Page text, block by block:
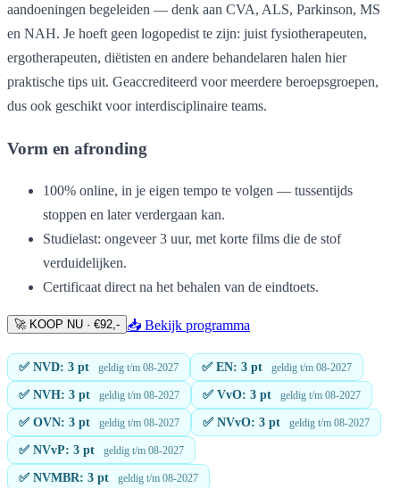
aandoeningen begeleiden — denk aan CVA, ALS, Parkinson, MS
en NAH. Je hoeft geen logopedist te zijn: juist fysiotherapeuten,
ergotherapeuten, diëtisten en andere behandelaren halen hier
praktische tips uit. Geaccrediteerd voor meerdere beroepsgroepen,
dus ook geschikt voor interdisciplinaire teams.
Vorm en afronding
100% online, in je eigen tempo te volgen — tussentijds
stoppen en later verdergaan kan.
Studielast: ongeveer 3 uur, met korte films die de stof
verduidelijken.
Certificaat direct na het behalen van de eindtoets.
🚀 KOOP NU · €92,- 📥 Bekijk programma
✅ NVD: 3 pt geldig t/m 08-2027 ✅ EN: 3 pt geldig t/m 08-2027
✅ NVH: 3 pt geldig t/m 08-2027 ✅ VvO: 3 pt geldig t/m 08-2027
✅ OVN: 3 pt geldig t/m 08-2027 ✅ NVvO: 3 pt geldig t/m 08-2027
✅ NVvP: 3 pt geldig t/m 08-2027
✅ NVMBR: 3 pt geldig t/m 08-2027